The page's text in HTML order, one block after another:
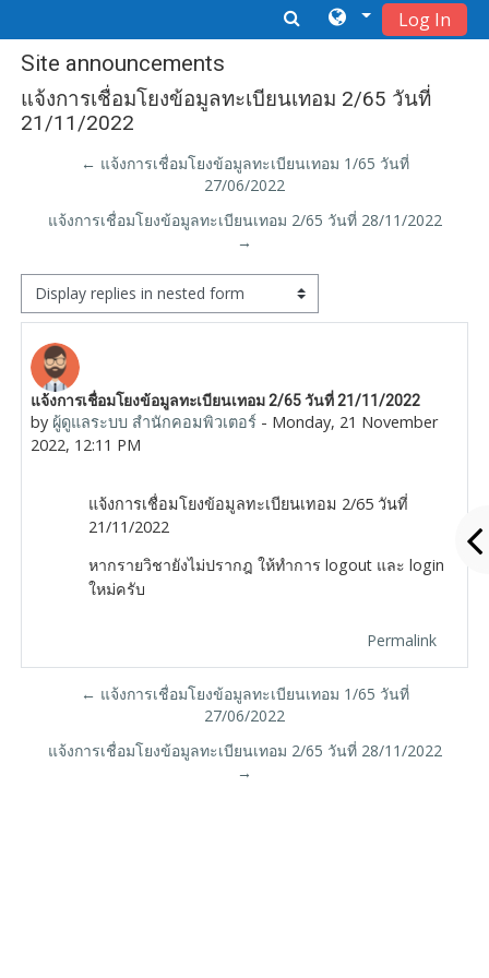
Skip to main content
Log In
Site announcements
แจ้งการเชื่อมโยงข้อมูลทะเบียนเทอม 2/65 วันที่
21/11/2022
← แจ้งการเชื่อมโยงข้อมูลทะเบียนเทอม 1/65 วันที่
27/06/2022
แจ้งการเชื่อมโยงข้อมูลทะเบียนเทอม 2/65 วันที่ 28/11/2022
→
Display mode
แจ้งการเชื่อมโยงข้อมูลทะเบียนเทอม 2/65 วันที่ 21/11/2022
by ผู้ดูแลระบบ สำนักคอมพิวเตอร์ - Monday, 21 November
2022, 12:11 PM
Number of replies: 0
แจ้งการเชื่อมโยงข้อมูลทะเบียนเทอม 2/65 วันที่
21/11/2022
หากรายวิชายังไม่ปรากฎ ให้ทำการ logout และ login
ใหม่ครับ
Permalink
← แจ้งการเชื่อมโยงข้อมูลทะเบียนเทอม 1/65 วันที่
27/06/2022
แจ้งการเชื่อมโยงข้อมูลทะเบียนเทอม 2/65 วันที่ 28/11/2022
→